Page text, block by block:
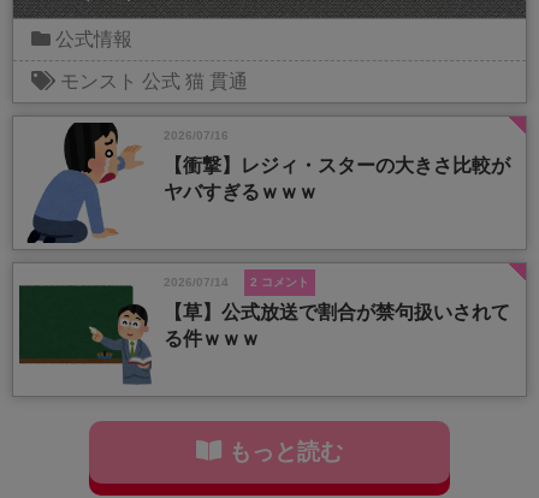
公式情報
モンスト 公式 猫 貫通
2026/07/16
【衝撃】レジィ・スターの大きさ比較が
ヤバすぎるｗｗｗ
2026/07/14 2 コメント
【草】公式放送で割合が禁句扱いされて
る件ｗｗｗ
もっと読む